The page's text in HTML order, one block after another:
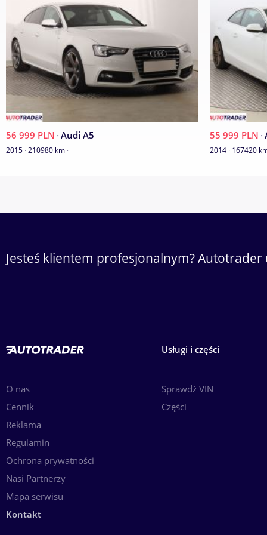
56 999 PLN ·Audi A5
2015 · 210980 km ·
55 999 PLN ·
2014 · 167420
Jesteś klientem profesjonalnym?
O nas
Cennik
Reklama
Regulamin
Ochrona prywatności
Nasi Partnerzy
Mapa serwisu
Kontakt
Usługi i części
Sprawdź VIN
Części